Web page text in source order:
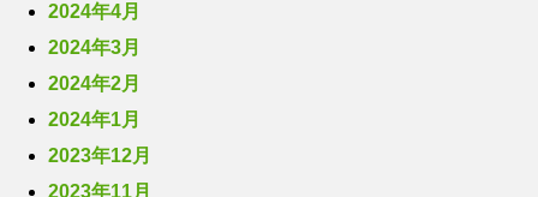
2024年4月
2024年3月
2024年2月
2024年1月
2023年12月
2023年11月